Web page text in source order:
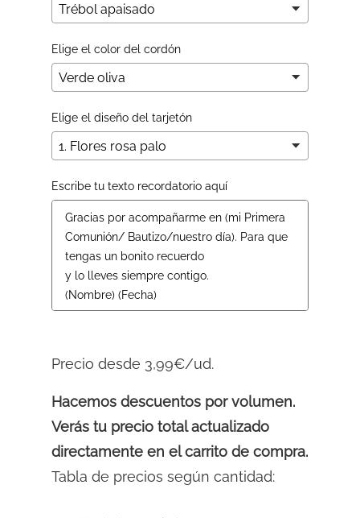
Elige el color del cordón
Elige el diseño del tarjetón
Escribe tu texto recordatorio aquí
Precio desde 3,99€/ud.
Hacemos descuentos por volumen.
Verás tu precio total actualizado
directamente en el carrito de compra.
Tabla de precios según cantidad: